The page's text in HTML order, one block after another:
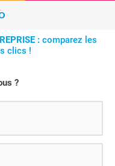
: comparez les
clics !
?